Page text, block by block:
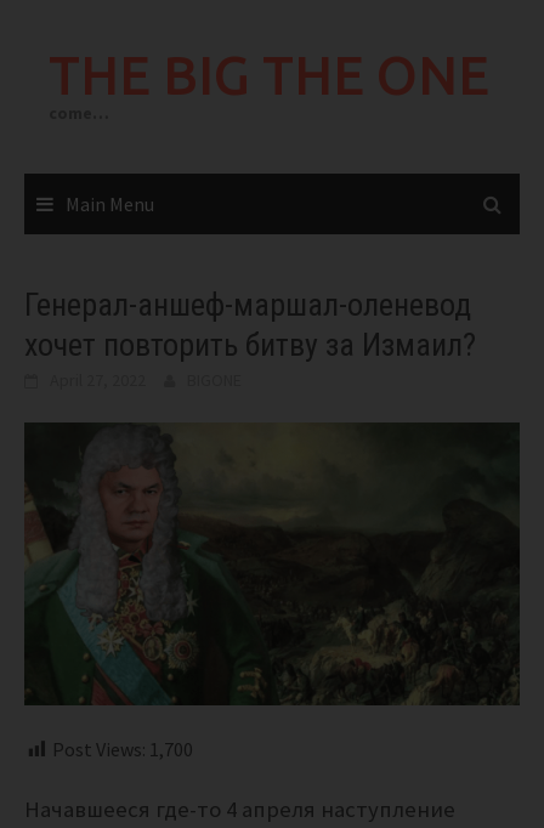
THE BIG THE ONE
Main Menu
Генерал-аншеф-маршал-оленевод
хочет повторить битву за Измаил?
Post Views: 1,700
Начавшееся где-то 4 апреля наступление